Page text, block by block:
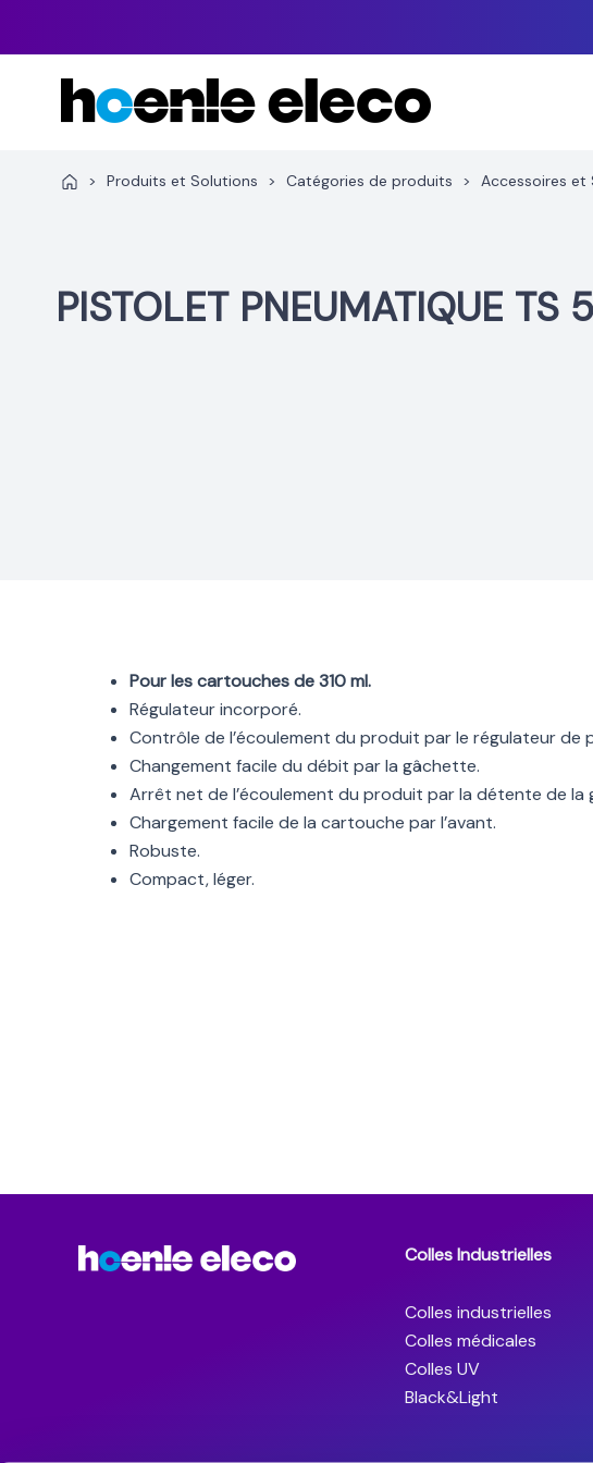
> Produits et Solutions > Catégories de produits > Accessoires et
PISTOLET PNEUMATIQUE TS
Pour les cartouches de 310 ml.
Régulateur incorporé.
Contrôle de l’écoulement du produit par le régulateur de
Changement facile du débit par la gâchette.
Arrêt net de l’écoulement du produit par la détente de la
Chargement facile de la cartouche par l’avant.
Robuste.
Compact, léger.
Colles Industrielles
Colles industrielles
Colles médicales
Colles UV
Black&Light